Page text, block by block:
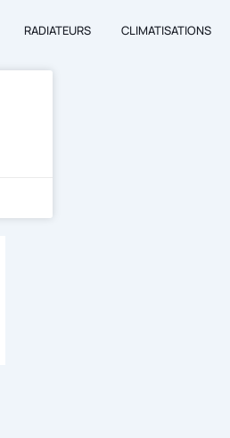
RADIATEURS CLIMATISATIONS